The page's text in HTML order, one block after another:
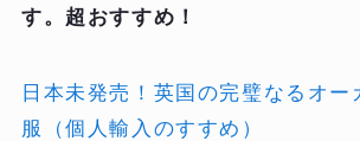
す。超おすすめ！
日本未発売！英国の完璧なるオー
服（個人輸入のすすめ）